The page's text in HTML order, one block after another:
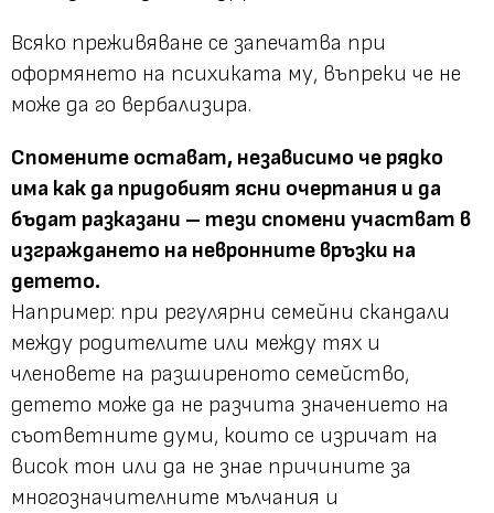
Всяко преживяване се запечатва при
оформянето на психиката му, въпреки че не
може да го вербализира.
Спомените остават, независимо че рядко
има как да придобият ясни очертания и да
бъдат разказани – тези спомени участват в
изграждането на невронните връзки на
детето.
Например: при регулярни семейни скандали
между родителите или между тях и
членовете на разширеното семейство,
детето може да не разчита значението на
съответните думи, които се изричат на
висок тон или да не знае причините за
многозначителните мълчания и